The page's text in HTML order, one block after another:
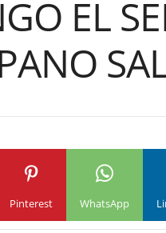
EL
Pinterest WhatsApp